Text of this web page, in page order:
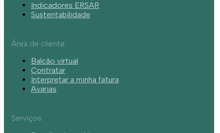
Indicadores ERSAR
Sustentabilidade
Área de cliente
Balcão virtual
Contratar
Interpretar a minha fatura
Avarias
Serviços